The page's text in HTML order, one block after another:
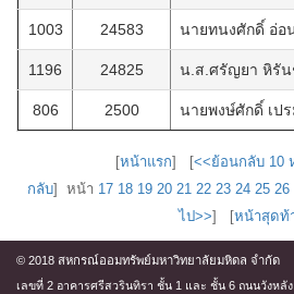
1003 24583 นายทนงศักดิ์ อ่อ
1196 24825 น.ส.ศรัญยา หิรัน
806 2500 นายพงษ์ศักดิ์ เป
[หน้าแรก] [<<ย้อนกลับ 10
กลับ] หน้า 17 18 19 20 21 22 23 24 25 26
ไป>>] [หน้าสุดท้
© 2018 สหกรณ์ออมทรัพย์มหาวิทยาลัยมหิดล จำกัด
เลขที่ 2 อาคารศรีสวรินทิรา ชั้น 1 และ ชั้น 6 ถนนวังหลั